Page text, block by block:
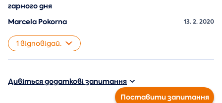
гарного дня
13. 2. 2020
Marcela Pokorna
1 відповідай.
Дивіться додаткові запитання
Поставити запитання